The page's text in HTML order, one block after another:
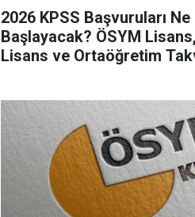
2026 KPSS Başvuruları
Başlayacak? ÖSYM
Lisans ve Ortaöğretim